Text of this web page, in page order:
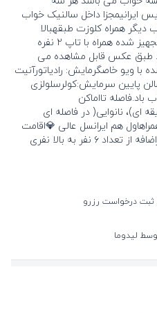
ایرانیمجزا داخل سالنیک خواب
همراه کلوزت طبقهبالا
مجموعه میباشددارای تراس گاردن تجهیز شده همراه با تاپ ۲ نفره
طبق عکس قابل مشاهده می
با ویو خاصگرمایش: رادیاتورآنیت
پایین سرمایش:کولرسلولزی
باد.فاصله تااماکن
(در فاصلهای ۵ دقیقه ای)، نانوایی( در فاصله ای
هم ایرانسل عالی 💎اقامت
خوب و خوشیبراتونآرزومندیم💎 نفراضافه از تعداد ۶ نفر به بالا نفری
ثبت درخواست رزرو
لیدوما